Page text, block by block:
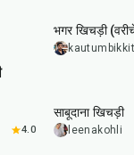
भगर खिचड़ी
4.0
साबूदाना खिचड़ी
leenakohli